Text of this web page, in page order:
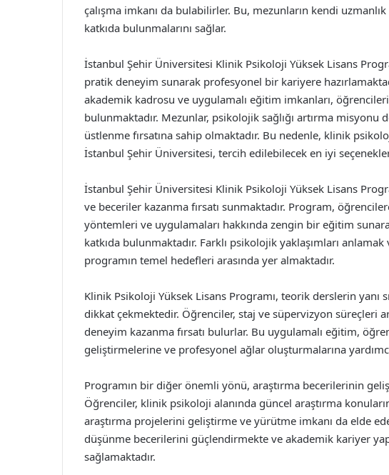
çalışma imkanı da bulabilirler. Bu, mezunların kendi
katkıda bulunmalarını sağlar.
İstanbul Şehir Üniversitesi Klinik Psikoloji Yüksek Lisans
pratik deneyim sunarak profesyonel bir kariyere
akademik kadrosu ve uygulamalı eğitim imkanları,
bulunmaktadır. Mezunlar, psikolojik sağlığı artırma
üstlenme fırsatına sahip olmaktadır. Bu nedenle, klinik
İstanbul Şehir Üniversitesi, tercih edilebilecek en iyi
İstanbul Şehir Üniversitesi Klinik Psikoloji Yüksek Lisans
ve beceriler kazanma fırsatı sunmaktadır. Program,
yöntemleri ve uygulamaları hakkında zengin bir eğitim
katkıda bulunmaktadır. Farklı psikolojik yaklaşımları
programın temel hedefleri arasında yer almaktadır.
Klinik Psikoloji Yüksek Lisans Programı, teorik derslerin yanı
dikkat çekmektedir. Öğrenciler, staj ve süpervizyon süreçleri
deneyim kazanma fırsatı bulurlar. Bu uygulamalı eğitim,
geliştirmelerine ve profesyonel ağlar oluşturmalarına
Programın bir diğer önemli yönü, araştırma becerilerinin
Öğrenciler, klinik psikoloji alanında güncel araştırma
araştırma projelerini geliştirme ve yürütme imkanı da elde
düşünme becerilerini güçlendirmekte ve akademik kariyer
sağlamaktadır.